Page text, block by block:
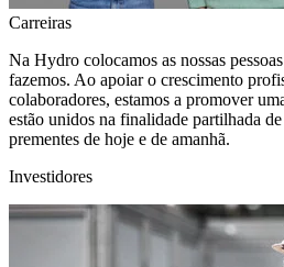
Carreiras
Na Hydro colocamos as nossas
fazemos. Ao apoiar o crescimento
colaboradores, estamos a promover
estão unidos na finalidade partilhada
prementes de hoje e de amanhã.
Investidores